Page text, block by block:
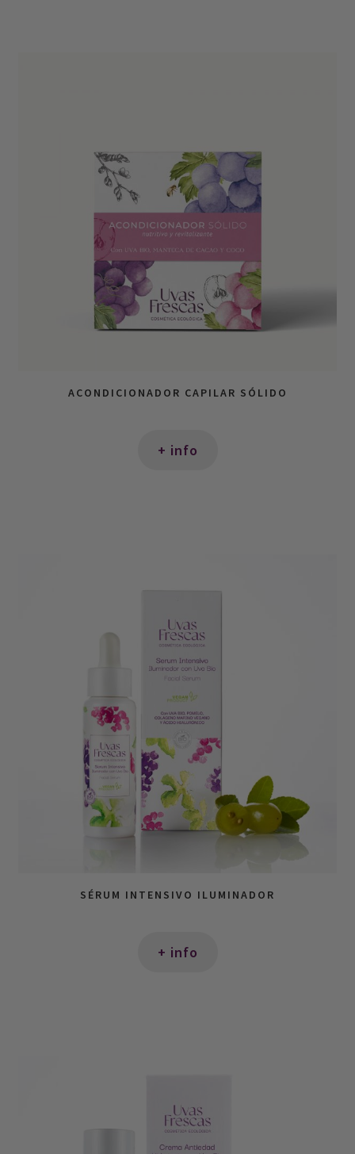
ACONDICIONADOR CAPILAR SÓLIDO
+ info
SÉRUM INTENSIVO ILUMINADOR
+ info